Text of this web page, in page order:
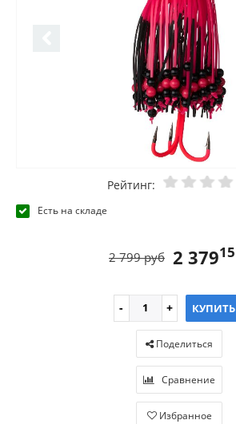
Рейтинг:
Есть на складе
2 37915
2 799 руб
КУПИТЬ
Поделиться
Сравнение
Избранное